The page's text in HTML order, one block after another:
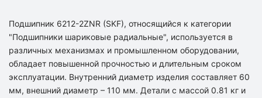
Подшипник 6212-2ZNR (SKF), относящийся к категории
"Подшипники шариковые радиальные", используется в
различных механизмах и промышленном оборудовании,
обладает повышенной прочностью и длительным сроком
эксплуатации. Внутренний диаметр изделия составляет 60
мм, внешний диаметр – 110 мм. Детали с массой 0.81 кг и